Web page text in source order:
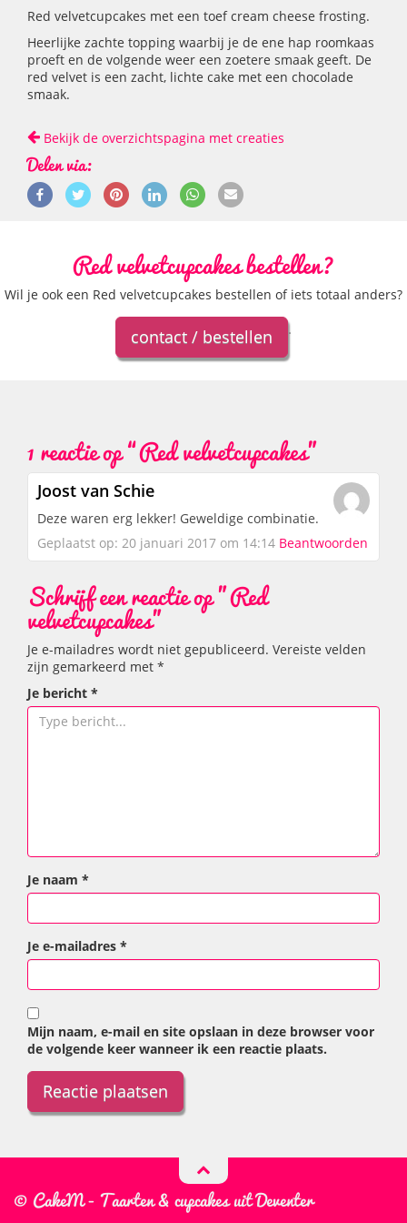
Red velvetcupcakes met een toef cream cheese frosting.
Heerlijke zachte topping waarbij je de ene hap roomkaas
proeft en de volgende weer een zoetere smaak geeft. De
red velvet is een zacht, lichte cake met een chocolade
smaak.
Bekijk de overzichtspagina met creaties
Delen via:
Red velvetcupcakes bestellen?
Wil je ook een Red velvetcupcakes bestellen of iets totaal anders?
contact / bestellen .
1 reactie op “Red velvetcupcakes”
Joost van Schie
Deze waren erg lekker! Geweldige combinatie.
Geplaatst op: 20 januari 2017 om 14:14 Beantwoorden
Schrijf een reactie op "Red
velvetcupcakes"
Je e-mailadres wordt niet gepubliceerd. Vereiste velden
zijn gemarkeerd met *
Je bericht *
Je naam *
Je e-mailadres *
Mijn naam, e-mail en site opslaan in deze browser voor
de volgende keer wanneer ik een reactie plaats.
© CakeM - Taarten & cupcakes uit Deventer